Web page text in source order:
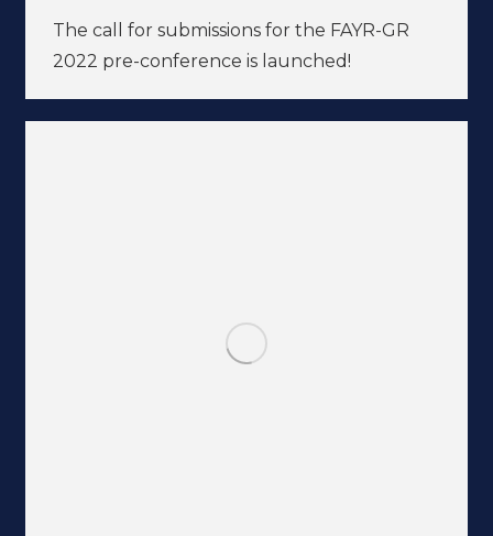
The call for submissions for the FAYR-GR
2022 pre-conference is launched!